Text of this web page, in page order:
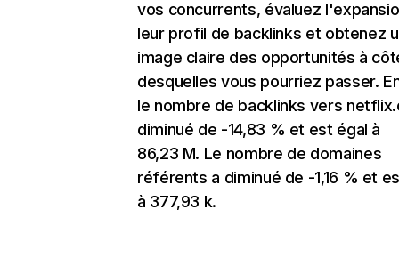
vos concurrents, évaluez
leur profil de backlinks et obtenez
image claire des opportunités à
desquelles vous pourriez passer.
le nombre de backlinks vers
diminué de -14,83 % et est égal à
86,23 M. Le nombre de domaines
référents a diminué de -1,16 % et
à 377,93 k.